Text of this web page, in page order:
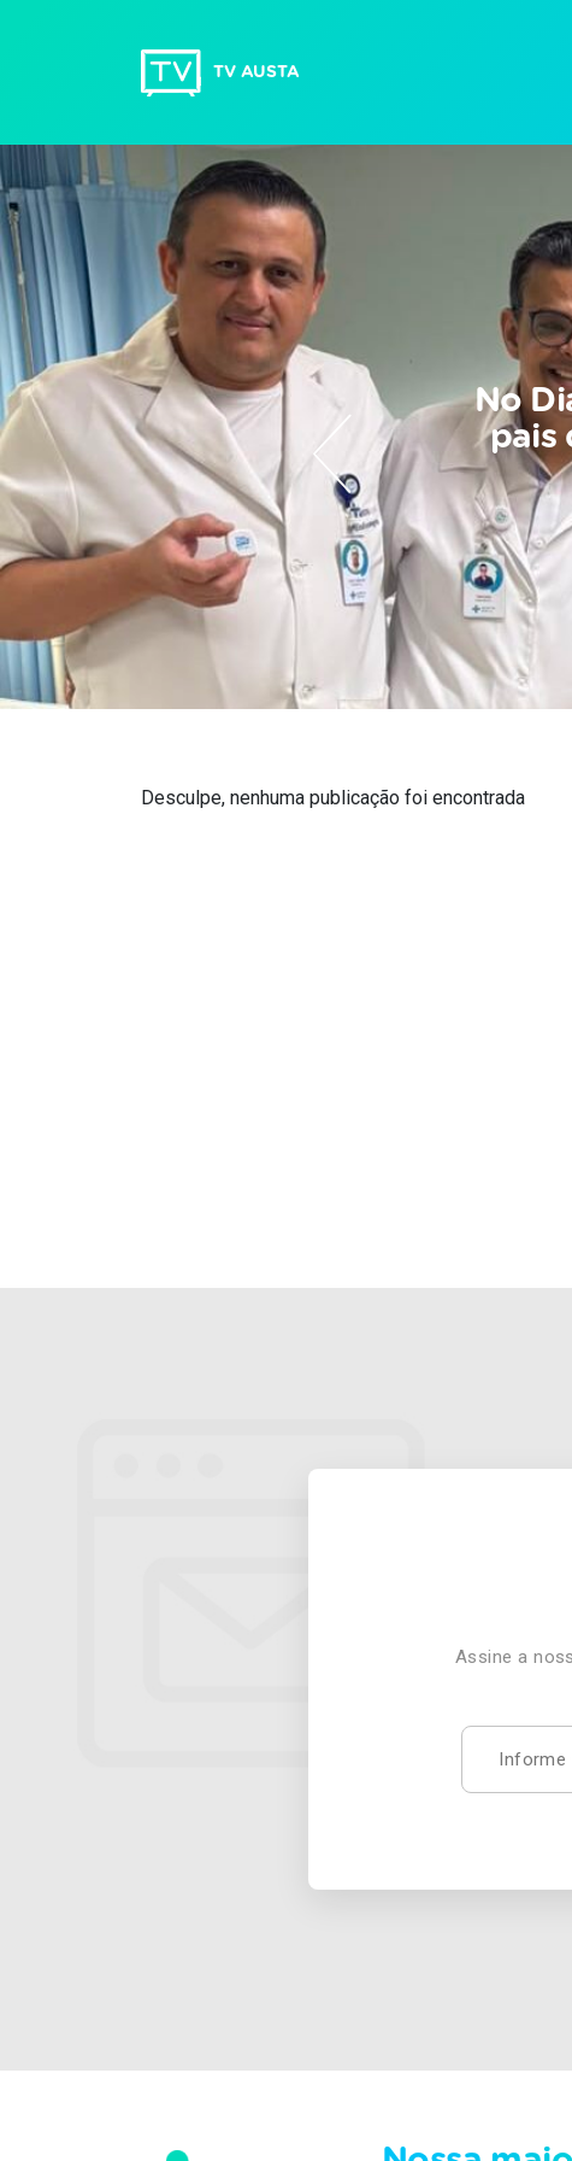
TV AUSTA
No
pais
Desculpe, nenhuma publicação foi encontrada
Assine a